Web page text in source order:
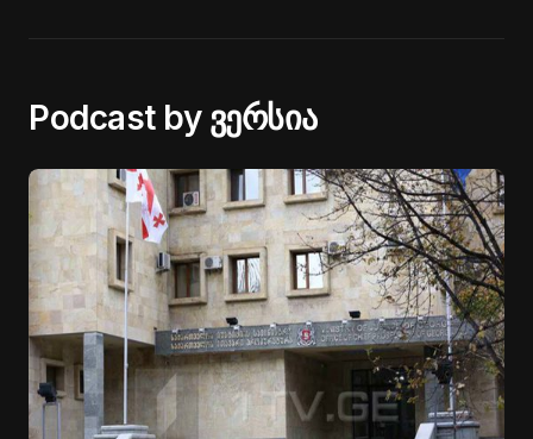
Podcast by ვერსია